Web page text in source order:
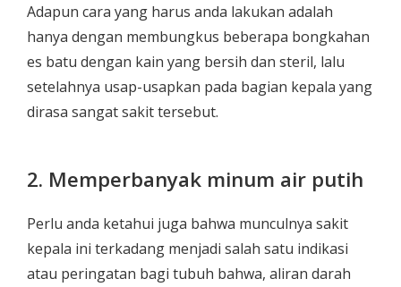
Adapun cara yang harus anda lakukan adalah
hanya dengan membungkus beberapa bongkahan
es batu dengan kain yang bersih dan steril, lalu
setelahnya usap-usapkan pada bagian kepala yang
dirasa sangat sakit tersebut.
2. Memperbanyak minum air putih
Perlu anda ketahui juga bahwa munculnya sakit
kepala ini terkadang menjadi salah satu indikasi
atau peringatan bagi tubuh bahwa, aliran darah